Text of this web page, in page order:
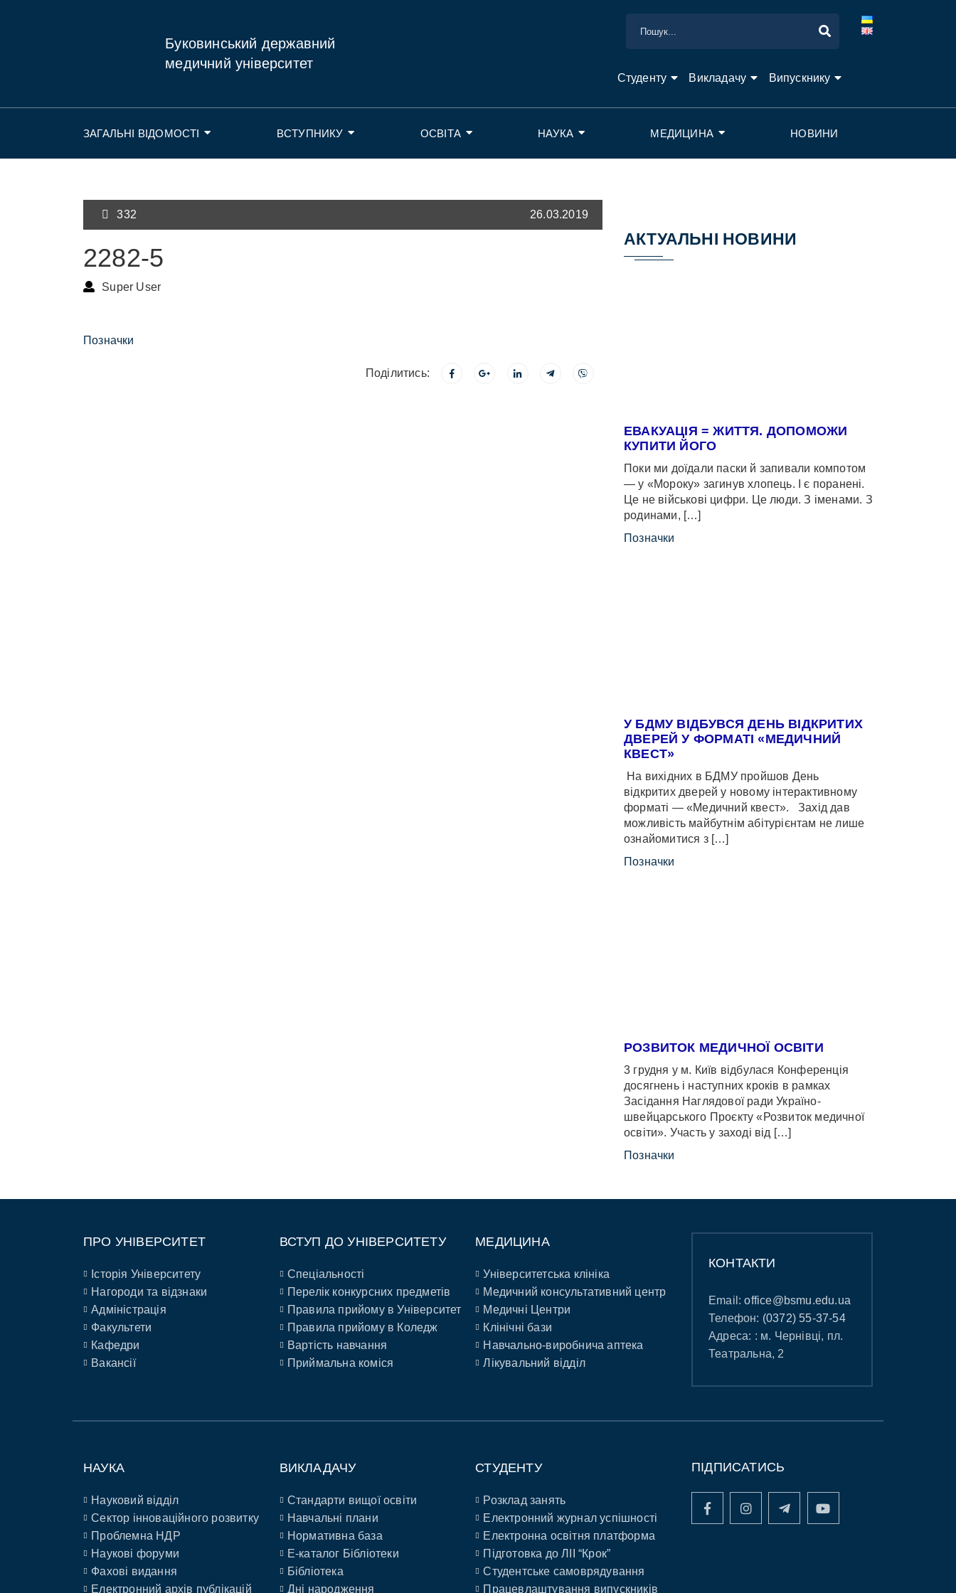
Буковинський державний
медичний університет
Студенту Викладачу Випускнику
ЗАГАЛЬНІ ВІДОМОСТІ ВСТУПНИКУ ОСВІТА НАУКА МЕДИЦИНА НОВИНИ
332 26.03.2019
2282-5
Super User
Позначки
Поділитись:
АКТУАЛЬНІ НОВИНИ
ЕВАКУАЦІЯ = ЖИТТЯ. ДОПОМОЖИ
КУПИТИ ЙОГО
Поки ми доїдали паски й запивали компотом
— у «Мороку» загинув хлопець. І є поранені.
Це не військові цифри. Це люди. З іменами. З
родинами, […]
Позначки
У БДМУ ВІДБУВСЯ ДЕНЬ ВІДКРИТИХ
ДВЕРЕЙ У ФОРМАТІ «МЕДИЧНИЙ
КВЕСТ»
На вихідних в БДМУ пройшов День
відкритих дверей у новому інтерактивному
форматі — «Медичний квест». Захід дав
можливість майбутнім абітурієнтам не лише
ознайомитися з […]
Позначки
РОЗВИТОК МЕДИЧНОЇ ОСВІТИ
3 грудня у м. Київ відбулася Конференція
досягнень і наступних кроків в рамках
Засідання Наглядової ради Україно-
швейцарського Проєкту «Розвиток медичної
освіти». Участь у заході від […]
Позначки
ПРО УНІВЕРСИТЕТ
Історія Університету
Нагороди та відзнаки
Адміністрація
Факультети
Кафедри
Вакансії
ВСТУП ДО УНІВЕРСИТЕТУ
Спеціальності
Перелік конкурсних предметів
Правила прийому в Університет
Правила прийому в Коледж
Вартість навчання
Приймальна коміся
МЕДИЦИНА
Університетська клініка
Медичний консультативний центр
Медичні Центри
Клінічні бази
Навчально-виробнича аптека
Лікувальний відділ
КОНТАКТИ
Email:office@bsmu.edu.ua
Телефон: (0372) 55-37-54
Адреса: : м. Чернівці, пл.
Театральна, 2
НАУКА
Науковий відділ
Сектор інноваційного розвитку
Проблемна НДР
Наукові форуми
Фахові видання
Електронний архів публікацій
ВИКЛАДАЧУ
Стандарти вищої освіти
Навчальні плани
Нормативна база
E-каталог Бібліотеки
Бібліотека
Дні народження
СТУДЕНТУ
Розклад занять
Електронний журнал успішності
Електронна освітня платформа
Підготовка до ЛІІ “Крок”
Студентське самоврядування
Працевлаштування випускників
ПІДПИСАТИСЬ